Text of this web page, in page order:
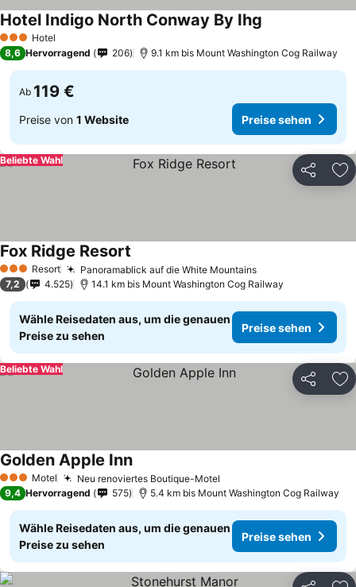
3 SterneHotel
Hotel Indigo North Conway By Ihg
8,6 Hervorragend 206 9.1 km bis Mount Washington Cog Railway
Ab 119 €
Preise von 1 Website Preise sehen
Teilen
Beliebte Wahl
3 SterneResort Panoramablick auf die White MountainsPreise sehen
Fox Ridge Resort
7,2 4.525 14.1 km bis Mount Washington Cog Railway
Wähle Reisedaten aus, um die genauen
Preise zu sehen
Preise sehen
Teilen
Beliebte Wahl
3 SterneMotel Neu renoviertes Boutique-Motel
Golden Apple InnPreise sehen
9,4 Hervorragend 575 5.4 km bis Mount Washington Cog Railway
Wähle Reisedaten aus, um die genauen
Preise zu sehen
Preise sehen